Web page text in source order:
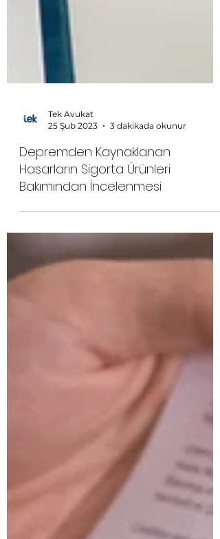
Tek Avukat
25 Şub 2023
3 dakikada okunur
Depremden Kaynaklanan
Hasarların Sigorta Ürünleri
Bakımından İncelenmesi